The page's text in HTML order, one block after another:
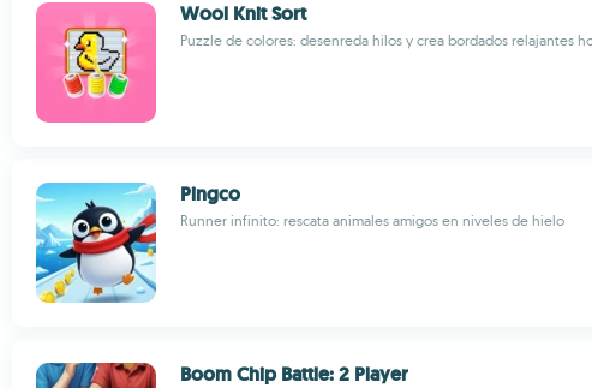
Wool Knit Sort
Puzzle de colores: desenreda hilos y crea bordados relajantes
Pingco
Runner infinito: rescata animales amigos en niveles de hielo
Boom Chip Battle: 2 Player